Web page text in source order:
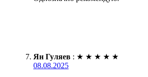
Ян Гуляев : ★ ★ ★ ★ ★
08.08.2025